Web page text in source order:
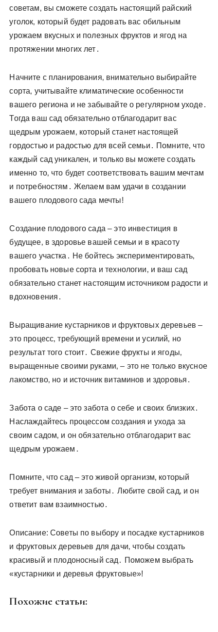
советам‚ вы сможете создать настоящий райский
уголок‚ который будет радовать вас обильным
урожаем вкусных и полезных фруктов и ягод на
протяжении многих лет․
Начните с планирования‚ внимательно выбирайте
сорта‚ учитывайте климатические особенности
вашего региона и не забывайте о регулярном уходе․
Тогда ваш сад обязательно отблагодарит вас
щедрым урожаем‚ который станет настоящей
гордостью и радостью для всей семьи․ Помните‚ что
каждый сад уникален‚ и только вы можете создать
именно то‚ что будет соответствовать вашим мечтам
и потребностям․ Желаем вам удачи в создании
вашего плодового сада мечты!
Создание плодового сада – это инвестиция в
будущее‚ в здоровье вашей семьи и в красоту
вашего участка․ Не бойтесь экспериментировать‚
пробовать новые сорта и технологии‚ и ваш сад
обязательно станет настоящим источником радости и
вдохновения․
Выращивание кустарников и фруктовых деревьев –
это процесс‚ требующий времени и усилий‚ но
результат того стоит․ Свежие фрукты и ягоды‚
выращенные своими руками‚ – это не только вкусное
лакомство‚ но и источник витаминов и здоровья․
Забота о саде – это забота о себе и своих близких․
Наслаждайтесь процессом создания и ухода за
своим садом‚ и он обязательно отблагодарит вас
щедрым урожаем․
Помните‚ что сад – это живой организм‚ который
требует внимания и заботы․ Любите свой сад‚ и он
ответит вам взаимностью․
Описание: Советы по выбору и посадке кустарников
и фруктовых деревьев для дачи‚ чтобы создать
красивый и плодоносный сад․ Поможем выбрать
«кустарники и деревья фруктовые»!
Похожие статьи: